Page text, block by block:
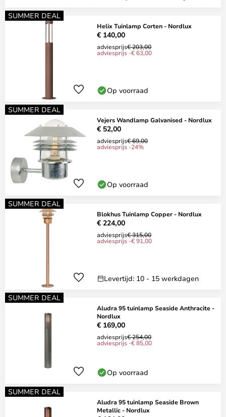
SUMMER DEAL
Helix Tuinlamp Corten - Nordlux
€ 140,00
adviesprijs€ 203,00
adviesprijs -€ 63,00
Op voorraad
SUMMER DEAL
Vejers Wandlamp Galvanised - Nordlux
€ 52,00
adviesprijs€ 69,00
adviesprijs -24%
Op voorraad
SUMMER DEAL
Blokhus Tuinlamp Copper - Nordlux
€ 224,00
adviesprijs€ 315,00
adviesprijs -€ 91,00
Levertijd: 10 - 15 werkdagen
SUMMER DEAL
Aludra 95 tuinlamp Seaside Anthracite -
Nordlux
€ 169,00
adviesprijs€ 254,00
adviesprijs -€ 85,00
Op voorraad
SUMMER DEAL
Aludra 95 tuinlamp Seaside Brown
Metallic - Nordlux